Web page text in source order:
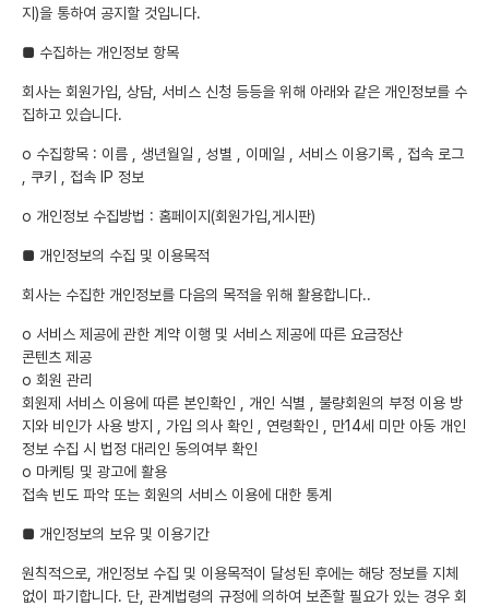
지)을 통하여 공지할 것입니다.
■ 수집하는 개인정보 항목
회사는 회원가입, 상담, 서비스 신청 등등을 위해 아래와 같은 개인정보를 수
집하고 있습니다.
ο 수집항목 : 이름 , 생년월일 , 성별 , 이메일 , 서비스 이용기록 , 접속 로그
, 쿠키 , 접속 IP 정보
ο 개인정보 수집방법 : 홈페이지(회원가입,게시판)
■ 개인정보의 수집 및 이용목적
회사는 수집한 개인정보를 다음의 목적을 위해 활용합니다..
ο 서비스 제공에 관한 계약 이행 및 서비스 제공에 따른 요금정산
콘텐츠 제공
ο 회원 관리
회원제 서비스 이용에 따른 본인확인 , 개인 식별 , 불량회원의 부정 이용 방
지와 비인가 사용 방지 , 가입 의사 확인 , 연령확인 , 만14세 미만 아동 개인
정보 수집 시 법정 대리인 동의여부 확인
ο 마케팅 및 광고에 활용
접속 빈도 파악 또는 회원의 서비스 이용에 대한 통계
■ 개인정보의 보유 및 이용기간
원칙적으로, 개인정보 수집 및 이용목적이 달성된 후에는 해당 정보를 지체
없이 파기합니다. 단, 관계법령의 규정에 의하여 보존할 필요가 있는 경우 회